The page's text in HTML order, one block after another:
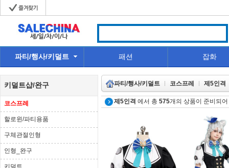
파티/행사/키덜트 패션 잡화
키덜트샵/완구
코스프레
할로윈/파티용품
구체관절인형
인형_완구
키덜트
파티/행사/키덜트 코스프레 제5인격
제5인격 에서 총 575개의 상품이 준비되